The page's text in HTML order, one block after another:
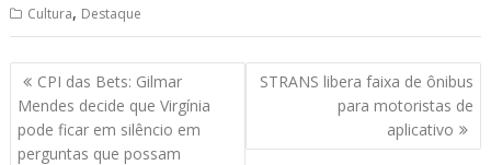
at
s
A
p
e
b
o
o
re
a
d
s
ai
l
ar
e
Cultura, Destaque
Navegação
de
Post
CPI das Bets: Gilmar
Mendes decide que Virgínia
pode ficar em silêncio em
perguntas que possam
STRANS libera faixa de ônibus
para motoristas de
aplicativo